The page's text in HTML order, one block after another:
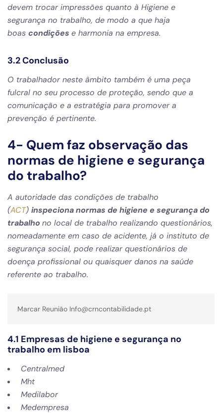
devem trocar impressões quanto à Higiene e
segurança no trabalho, de modo a que haja
boas condições e harmonia na empresa.
3.2 Conclusão
O trabalhador neste âmbito também é uma peça
fulcral no seu processo de proteção, sendo que a
comunicação e a estratégia para promover a
prevenção é pertinente.
4- Quem faz observação das
normas de higiene e segurança
do trabalho?
A autoridade das condições de trabalho
(ACT) inspeciona normas de higiene e segurança do
trabalho no local de trabalho realizando questionários,
nomeadamente em caso de acidente, já o instituto de
segurança social, pode realizar questionários de
doença profissional ou quaisquer danos na saúde
referente ao trabalho.
Marcar Reunião Info@crncontabilidade.pt
4.1 Empresas de higiene e segurança no
trabalho em lisboa
Centralmed
Mht
Medilabor
Medempresa